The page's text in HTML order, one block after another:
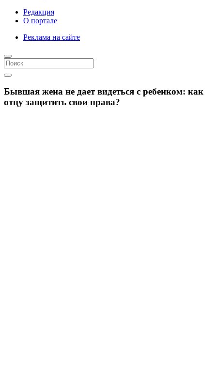
Редакция
О портале
Реклама на сайте
Бывшая жена не дает видеться с ребенком: как
отцу защитить свои права?